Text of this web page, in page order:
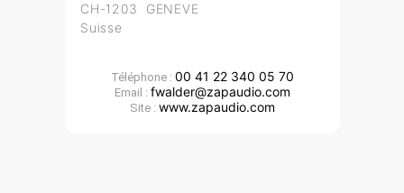
CH-1203 GENEVE
Suisse
Téléphone : 00 41 22 340 05 70
Email : fwalder@zapaudio.com
Site : www.zapaudio.com